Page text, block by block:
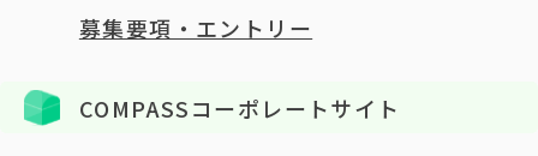
募集要項・エントリー
COMPASSコーポレートサイト